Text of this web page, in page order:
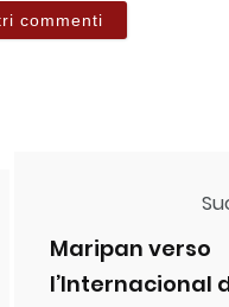
commenti
Maripan verso
l’Internacional